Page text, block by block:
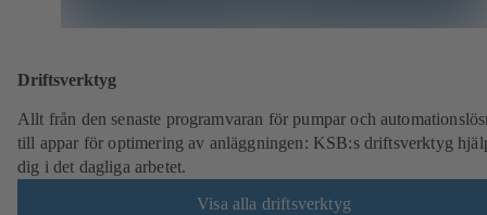
Driftsverktyg
Allt från den senaste programvaran för pumpar och
till appar för optimering av anläggningen: KSB:s driftsverktyg
dig i det dagliga arbetet.
Visa alla driftsverktyg